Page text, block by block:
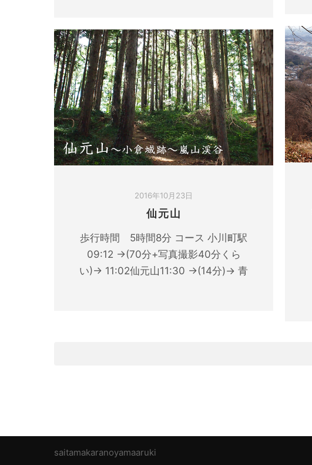
2016年10月23日
仙元山
歩行時間 5時間8分 コース 小川町駅
09:12 →(70分+写真撮影40分くら
い)→ 11:02仙元山11:30 →(14分)→ 青
saitamakaranoyamaaruki